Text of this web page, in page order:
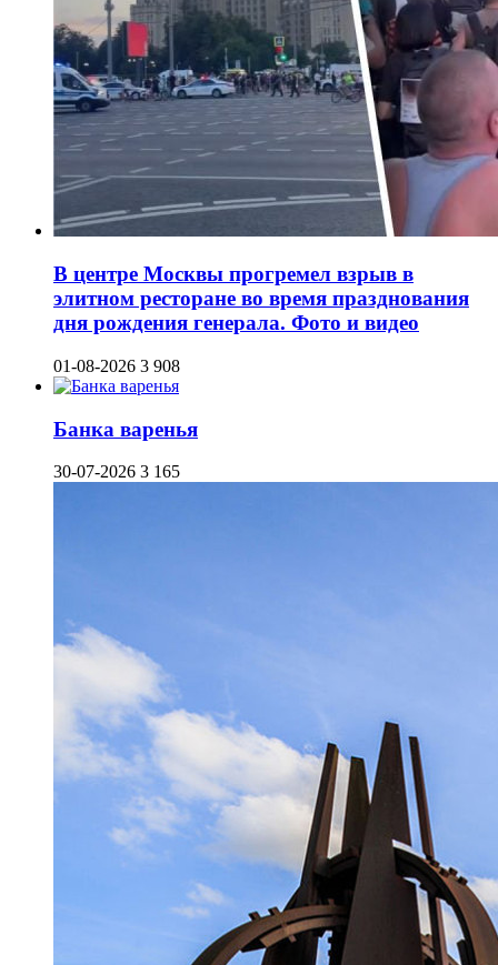
В центре Москвы прогремел взрыв в
элитном ресторане во время празднования
дня рождения генерала. Фото и видео
01-08-2026 3 908
Банка варенья
30-07-2026 3 165